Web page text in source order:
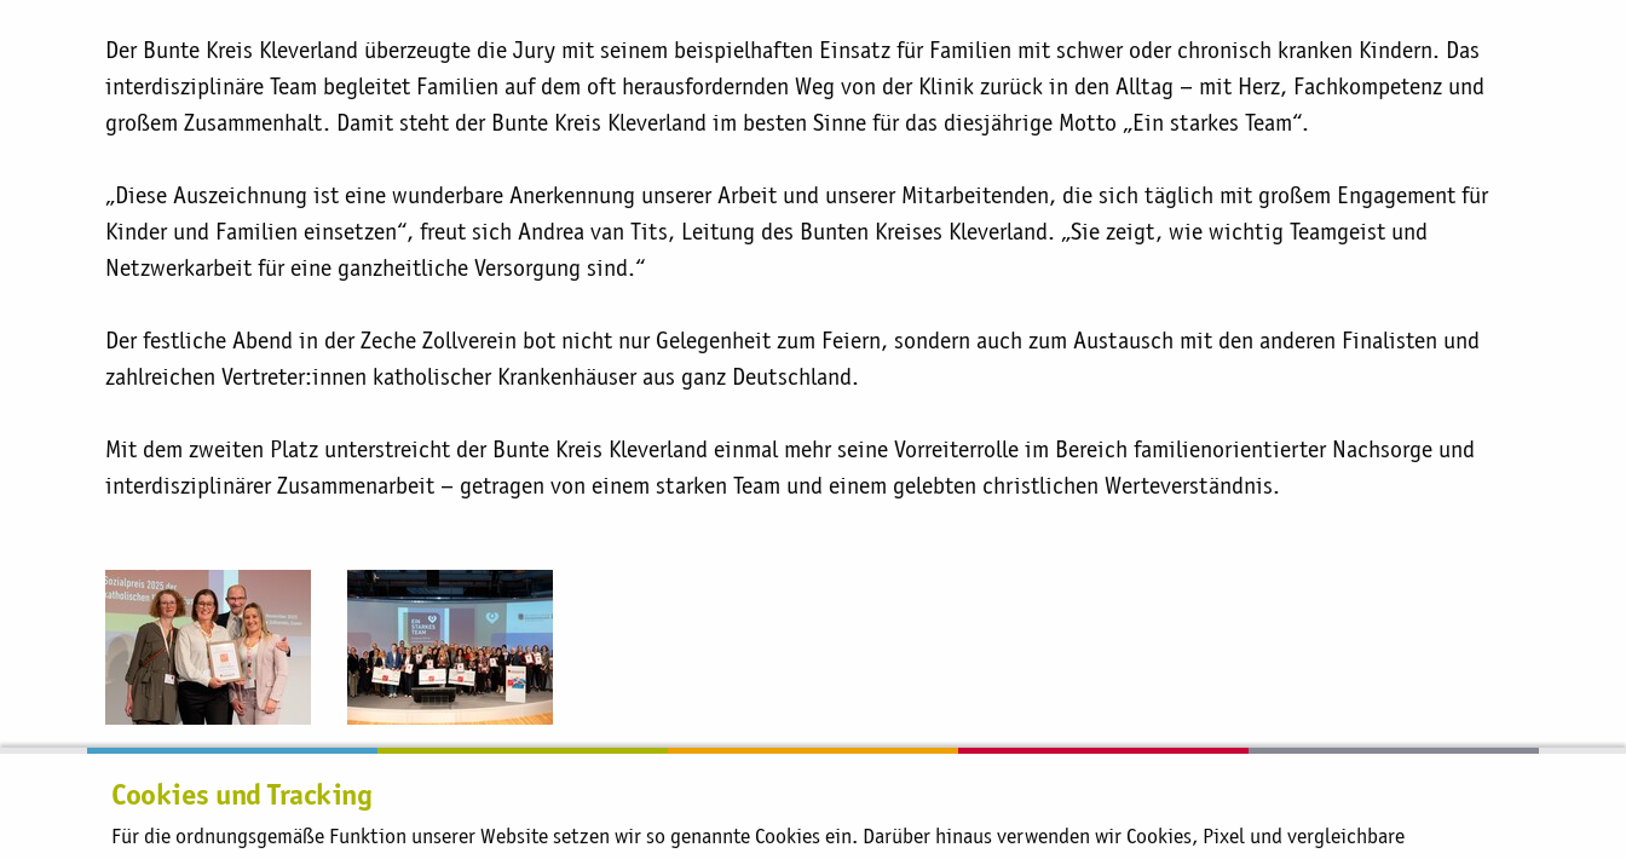
Der Bunte Kreis Kleverland überzeugte die Jury mit seinem beispielhaften Einsatz für Familien mit schwer oder chronisch kranken Kindern. Das
interdisziplinäre Team begleitet Familien auf dem oft herausfordernden Weg von der Klinik zurück in den Alltag – mit Herz, Fachkompetenz und
großem Zusammenhalt. Damit steht der Bunte Kreis Kleverland im besten Sinne für das diesjährige Motto „Ein starkes Team“.
„Diese Auszeichnung ist eine wunderbare Anerkennung unserer Arbeit und unserer Mitarbeitenden, die sich täglich mit großem Engagement für
Kinder und Familien einsetzen“, freut sich Andrea van Tits, Leitung des Bunten Kreises Kleverland. „Sie zeigt, wie wichtig Teamgeist und
Netzwerkarbeit für eine ganzheitliche Versorgung sind.“
Der festliche Abend in der Zeche Zollverein bot nicht nur Gelegenheit zum Feiern, sondern auch zum Austausch mit den anderen Finalisten und
zahlreichen Vertreter:innen katholischer Krankenhäuser aus ganz Deutschland.
Mit dem zweiten Platz unterstreicht der Bunte Kreis Kleverland einmal mehr seine Vorreiterrolle im Bereich familienorientierter Nachsorge und
interdisziplinärer Zusammenarbeit – getragen von einem starken Team und einem gelebten christlichen Werteverständnis.
Sie befinden sich hier: Alten- und Pflegehilfe
Cookies und Tracking
Für die ordnungsgemäße Funktion unserer Website setzen wir so genannte Cookies ein. Darüber hinaus verwenden wir Cookies, Pixel und vergleichbare